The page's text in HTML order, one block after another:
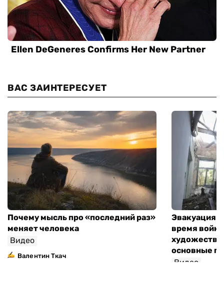
ВАС ЗАИНТЕРЕСУЕТ
Почему мысль про «последний раз»
меняет человека
Видео
Валентин Ткач
Эвакуация
время
основные
Видео